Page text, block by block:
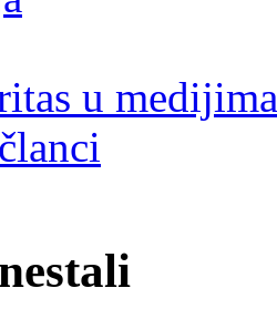
u medijima